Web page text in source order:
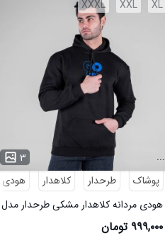
هودی مردانه
XL
XXL
XXXL
۳
...
پوشاک
طرحدار کلاهدار هودی
هودی مردانه کلاهدار مشکی طرحدار مدل
49158
۹۹۹,۰۰۰ تومان